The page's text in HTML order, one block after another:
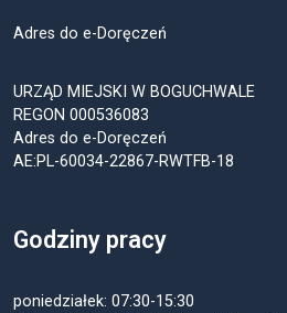
Adres do e-Doręczeń
URZĄD MIEJSKI W BOGUCHWALE
REGON 000536083
Adres do e-Doręczeń
AE:PL-60034-22867-RWTFB-18
Godziny pracy
poniedziałek: 07:30-15:30